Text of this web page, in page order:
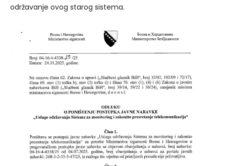
održavanje ovog starog sistema.